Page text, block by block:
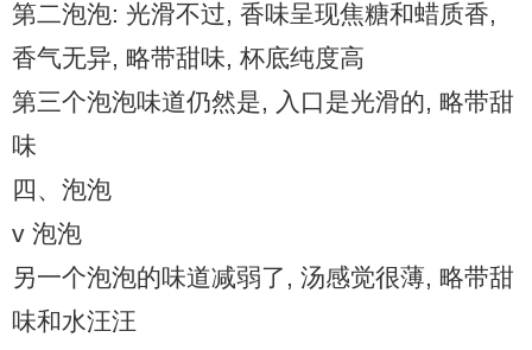
第二泡泡: 光滑不过, 香味呈现焦糖和蜡质香,
香气无异, 略带甜味, 杯底纯度高
第三个泡泡味道仍然是, 入口是光滑的, 略带甜
味
四、泡泡
v 泡泡
另一个泡泡的味道减弱了, 汤感觉很薄, 略带甜
味和水汪汪